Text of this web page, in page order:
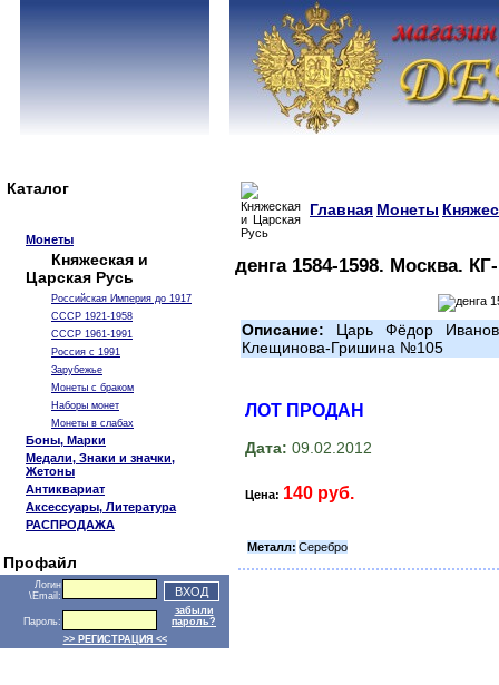
Каталог
Монеты
Княжеская и
Царская Русь
Российская Империя до 1917
СССР 1921-1958
СССР 1961-1991
Россия с 1991
Зарубежье
Монеты с браком
Наборы монет
Монеты в слабах
Боны, Марки
Медали, Знаки и значки,
Жетоны
Антиквариат
Аксессуары, Литература
РАСПРОДАЖА
Профайл
Логин
\Email:
Пароль:
забыли
пароль?
>> РЕГИСТРАЦИЯ <<
Главная Монеты
денга 1584-1598. Москва.
Описание: Царь Фёдор
Клещинова-Гришина №105
ЛОТ ПРОДАН
Дата: 09.02.2012
Цена: 140 руб.
Металл: Серебро